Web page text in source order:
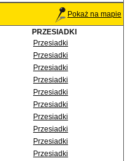
Pokaż na mapie
PRZESIADKI
Przesiadki
Przesiadki
Przesiadki
Przesiadki
Przesiadki
Przesiadki
Przesiadki
Przesiadki
Przesiadki
Przesiadki